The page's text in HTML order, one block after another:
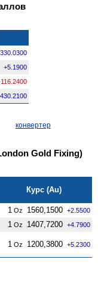
+5.1900
конвертер
Gold Fixing)
Курс (Au)
1 Oz 1560,1500 +2.5500
1 Oz 1407,7200 +4.7900
1 Oz 1200,3800 +5.2300